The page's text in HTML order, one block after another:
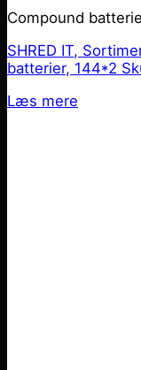
Compound
SHRED IT,
batterier, 144*2
Læs mere